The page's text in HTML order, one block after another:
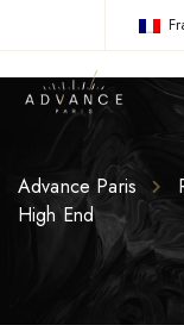
Advance Paris
High End